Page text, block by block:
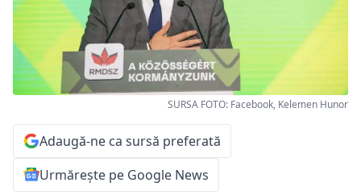
SURSA FOTO: Facebook, Kelemen Hunor
Adaugă-ne ca sursă preferată
Urmărește pe Google News